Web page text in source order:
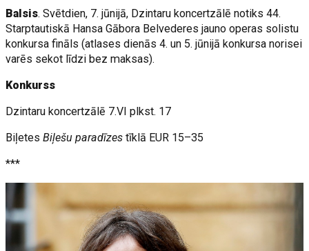
Balsis. Svētdien, 7. jūnijā, Dzintaru koncertzālē notiks 44.
Starptautiskā Hansa Gābora Belvederes jauno operas solistu
konkursa fināls (atlases dienās 4. un 5. jūnijā konkursa norisei
varēs sekot līdzi bez maksas).
Konkurss
Dzintaru koncertzālē 7.VI plkst. 17
BiļetesBiļešu paradīzes tīklā EUR 15–35
***